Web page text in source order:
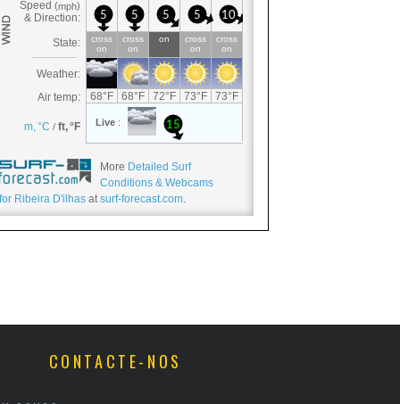
More Detailed Surf
Conditions & Webcams
for Ribeira D'ilhas at surf-forecast.com.
CONTACTE-NOS